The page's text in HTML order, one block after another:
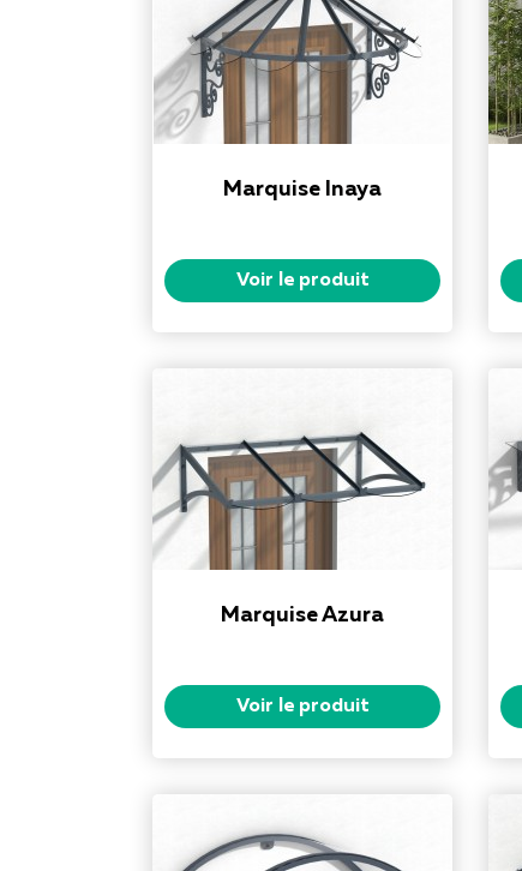
Marquise Inaya
Voir le produit
Marquise Azura
Voir le produit